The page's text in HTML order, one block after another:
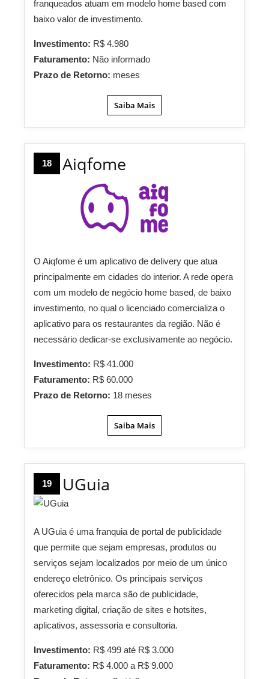
franqueados atuam em modelo home based com
baixo valor de investimento.
Investimento: R$ 4.980
Faturamento: Não informado
Prazo de Retorno: meses
Saiba Mais
18 Aiqfome
O Aiqfome é um aplicativo de delivery que atua
principalmente em cidades do interior. A rede opera
com um modelo de negócio home based, de baixo
investimento, no qual o licenciado comercializa o
aplicativo para os restaurantes da região. Não é
necessário dedicar-se exclusivamente ao negócio.
Investimento: R$ 41.000
Faturamento: R$ 60.000
Prazo de Retorno: 18 meses
Saiba Mais
19 UGuia
A UGuia é uma franquia de portal de publicidade
que permite que sejam empresas, produtos ou
serviços sejam localizados por meio de um único
endereço eletrônico. Os principais serviços
oferecidos pela marca são de publicidade,
marketing digital, criação de sites e hotsites,
aplicativos, assessoria e consultoria.
Investimento: R$ 499 até R$ 3.000
Faturamento: R$ 4.000 a R$ 9.000